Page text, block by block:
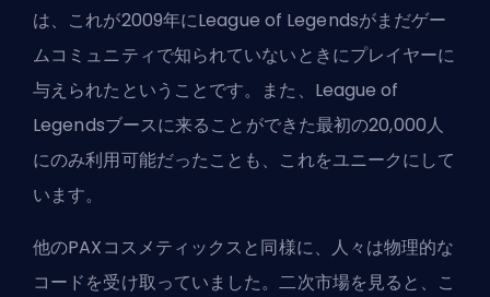
は、これが2009年にLeague of Legendsがまだゲー
ムコミュニティで知られていないときにプレイヤーに
与えられたということです。また、League of
Legendsブースに来ることができた最初の20,000人
にのみ利用可能だったことも、これをユニークにして
います。
他のPAXコスメティックスと同様に、人々は物理的な
コードを受け取っていました。二次市場を見ると、こ